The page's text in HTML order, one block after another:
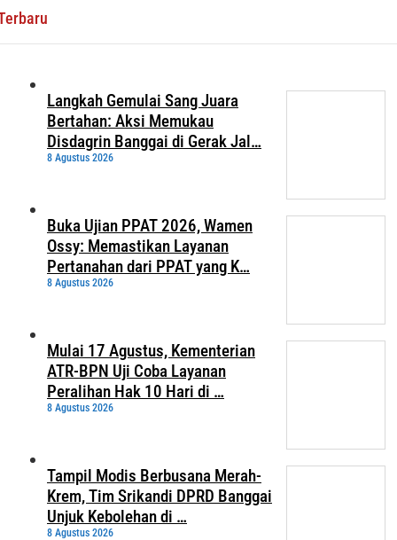
Langkah Gemulai Sang Juara
Bertahan: Aksi Memukau
Disdagrin Banggai di Gerak Jal…
8 Agustus 2026
Buka Ujian PPAT 2026, Wamen
Ossy: Memastikan Layanan
Pertanahan dari PPAT yang K…
8 Agustus 2026
Mulai 17 Agustus, Kementerian
ATR-BPN Uji Coba Layanan
Peralihan Hak 10 Hari di …
8 Agustus 2026
Tampil Modis Berbusana Merah-
Krem, Tim Srikandi DPRD Banggai
Unjuk Kebolehan di …
8 Agustus 2026